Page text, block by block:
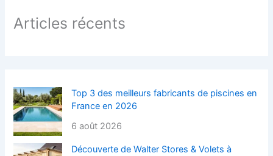
Articles récents
Top 3 des meilleurs fabricants de piscines en
France en 2026
6 août 2026
Découverte de Walter Stores & Volets à